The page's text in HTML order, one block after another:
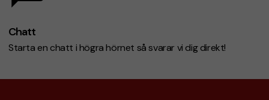
Chatt
Starta en chatt i högra hörnet så svarar vi dig direkt!